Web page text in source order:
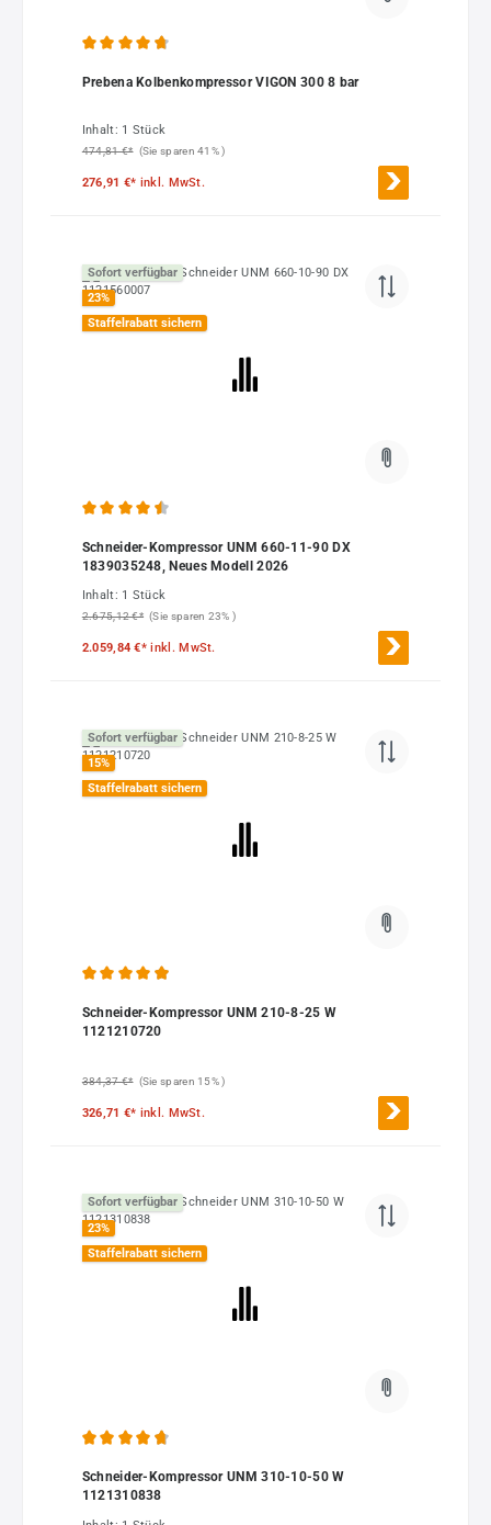
Prebena Kolbenkompressor VIGON 300 8 bar
Inhalt: 1 Stück
474,81 €* (Sie sparen 41% )
276,91 €* inkl. MwSt.
Sofort verfügbar
23%
Staffelrabatt sichern
Schneider-Kompressor UNM 660-11-90 DX
1839035248, Neues Modell 2026
Inhalt: 1 Stück
2.675,12 €* (Sie sparen 23% )
2.059,84 €*inkl. MwSt.
Sofort verfügbar
15%
Staffelrabatt sichern
Schneider-Kompressor UNM 210-8-25 W
1121210720
384,37 €* (Sie sparen 15% )
326,71 €* inkl. MwSt.
Sofort verfügbar
23%
Staffelrabatt sichern
Schneider-Kompressor UNM 310-10-50 W
1121310838